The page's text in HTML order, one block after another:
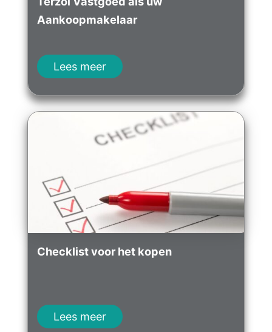
Aankoopmakelaar
Lees meer
Checklist voor het kopen
Lees meer